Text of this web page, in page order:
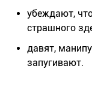
убеждают,
страшного
давят,
запугивают.